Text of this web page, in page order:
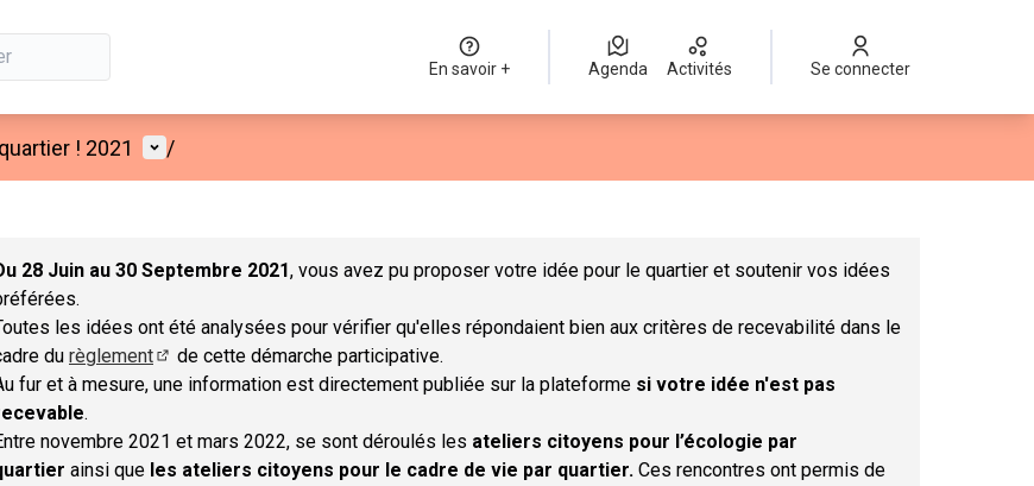
En savoir + Agenda Activités Se connecter
! 2021 Menu utilisateur
/
28 Juin au 30 Septembre 2021, vous avez pu proposer votre idée pour le quartier et soutenir vos idées
les idées ont été analysées pour vérifier qu'elles répondaient bien aux critères de recevabilité dans le
du règlement
(S'ouvre dans un nouvel onglet)
de cette démarche participative.
fur et à mesure, une information est directement publiée sur la plateforme si votre idée n'est pas
.
novembre 2021 et mars 2022, se sont déroulés les ateliers citoyens pour l’écologie par
ainsi que les ateliers citoyens pour le cadre de vie par quartier. Ces rencontres ont permis de